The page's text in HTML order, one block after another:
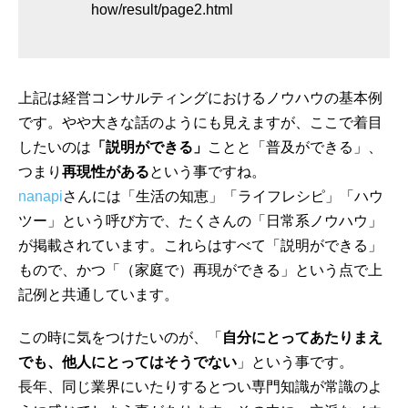
how/result/page2.html
上記は経営コンサルティングにおけるノウハウの基本例
です。やや大きな話のようにも見えますが、ここで着目
したいのは 「説明ができる」 ことと「普及ができる」、
つまり 再現性があるという事ですね。
nanapiさんには「生活の知恵」「ライフレシピ」「ハウ
ツー」という呼び方で、たくさんの「日常系ノウハウ」
が掲載されています。これらはすべて「説明ができる」
もので、かつ「（家庭で）再現ができる」という点で上
記例と共通しています。
この時に気をつけたいのが、「 自分にとってあたりまえ
でも、他人にとってはそうでない 」という事です。
長年、同じ業界にいたりするとつい専門知識が常識のよ